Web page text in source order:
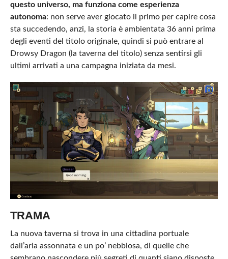
questo universo, ma funziona come esperienza
autonoma: non serve aver giocato il primo per capire cosa
sta succedendo, anzi, la storia è ambientata 36 anni prima
degli eventi del titolo originale, quindi si può entrare al
Drowsy Dragon (la taverna del titolo) senza sentirsi gli
ultimi arrivati a una campagna iniziata da mesi.
TRAMA
La nuova taverna si trova in una cittadina portuale
dall’aria assonnata e un po’ nebbiosa, di quelle che